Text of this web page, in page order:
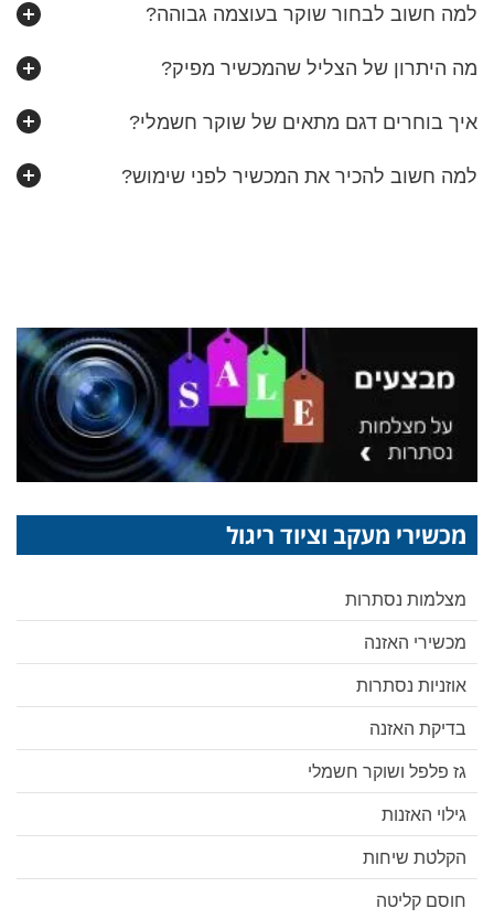
מכשירי מעקב וציוד ריגול
מצלמות נסתרות
מכשירי האזנה
אוזניות נסתרות
בדיקת האזנה
גז פלפל ושוקר חשמלי
גילוי האזנות
הקלטת שיחות
חוסם קליטה
למה חשוב לבחור שוקר בעוצמה גבוהה?
מה היתרון של הצליל שהמכשיר מפיק?
איך בוחרים דגם מתאים של שוקר חשמלי?
למה חשוב להכיר את המכשיר לפני שימוש?